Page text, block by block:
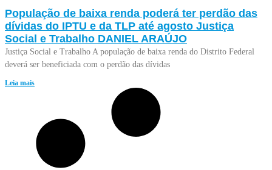
População de baixa renda poderá ter perdão das
dívidas do IPTU e da TLP até agosto Justiça
Social e Trabalho DANIEL ARAÚJO
Justiça Social e Trabalho A população de baixa renda do Distrito Federal
deverá ser beneficiada com o perdão das dívidas
Leia mais